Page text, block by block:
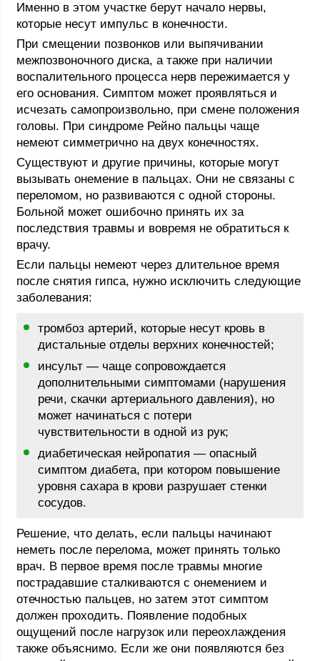
Именно в этом участке берут начало нервы,
которые несут импульс в конечности.
При смещении позвонков или выпячивании
межпозвоночного диска, а также при наличии
воспалительного процесса нерв пережимается у
его основания. Симптом может проявляться и
исчезать самопроизвольно, при смене положения
головы. При синдроме Рейно пальцы чаще
немеют симметрично на двух конечностях.
Существуют и другие причины, которые могут
вызывать онемение в пальцах. Они не связаны с
переломом, но развиваются с одной стороны.
Больной может ошибочно принять их за
последствия травмы и вовремя не обратиться к
врачу.
Если пальцы немеют через длительное время
после снятия гипса, нужно исключить следующие
заболевания:
тромбоз артерий, которые несут кровь в
дистальные отделы верхних конечностей;
инсульт — чаще сопровождается
дополнительными симптомами (нарушения
речи, скачки артериального давления), но
может начинаться с потери
чувствительности в одной из рук;
диабетическая нейропатия — опасный
симптом диабета, при котором повышение
уровня сахара в крови разрушает стенки
сосудов.
Решение, что делать, если пальцы начинают
неметь после перелома, может принять только
врач. В первое время после травмы многие
пострадавшие сталкиваются с онемением и
отечностью пальцев, но затем этот симптом
должен проходить. Появление подобных
ощущений после нагрузок или переохлаждения
также объяснимо. Если же они появляются без